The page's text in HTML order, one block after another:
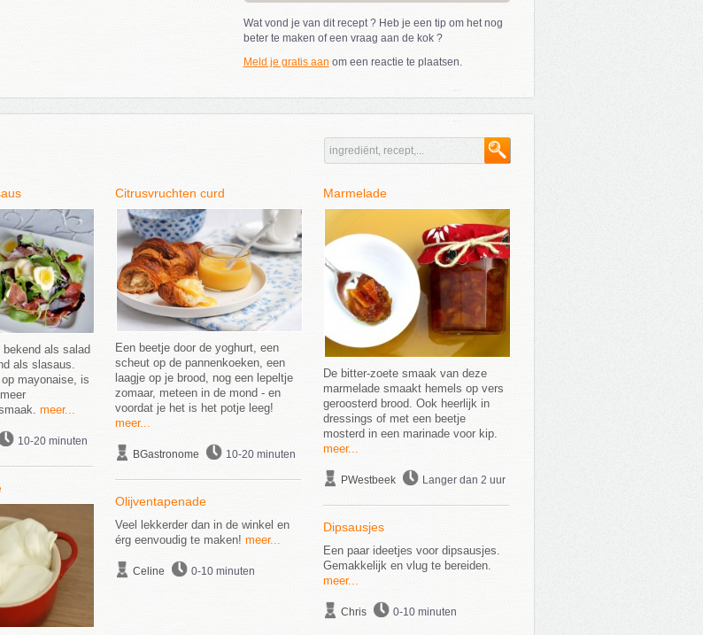
Wat vond je van dit recept ? Heb je een tip om het nog
beter te maken of een vraag aan de kok ?
Meld je gratis aan om een reactie te plaatsen.
bekend als salad
als slasaus.
mayonaise, is
meer...
10-20 minuten
Citrusvruchten curd
Een beetje door de yoghurt, een
scheut op de pannenkoeken, een
laagje op je brood, nog een lepeltje
zomaar, meteen in de mond - en
voordat je het is het potje leeg!
meer...
BGastronome 10-20 minuten
Olijventapenade
Veel lekkerder dan in de winkel en
érg eenvoudig te maken! meer...
Celine 0-10 minuten
Marmelade
De bitter-zoete smaak van deze
marmelade smaakt hemels op vers
geroosterd brood. Ook heerlijk in
dressings of met een beetje
mosterd in een marinade voor kip.
meer...
PWestbeek Langer dan 2 uur
Dipsausjes
Een paar ideetjes voor dipsausjes.
Gemakkelijk en vlug te bereiden.
meer...
Chris 0-10 minuten